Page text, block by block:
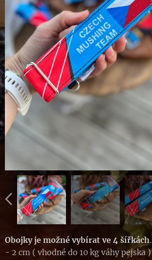
Obojky je možné vybírat ve 4 šířkách.
- 2 cm ( vhodné do 10 kg váhy pejska )